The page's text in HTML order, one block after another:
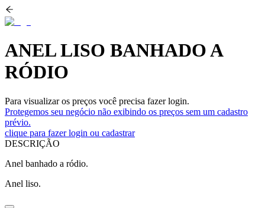
ANEL LISO BANHADO A
RÓDIO
Para visualizar os preços você precisa fazer login.
Protegemos seu negócio não exibindo os preços sem um cadastro
prévio.
clique para fazer login ou cadastrar
DESCRIÇÃO
Anel banhado a ródio.
Anel liso.